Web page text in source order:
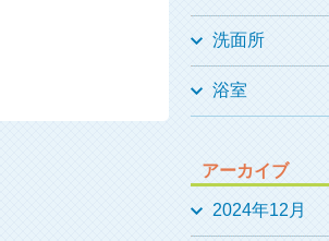
洗面所
浴室
アーカイブ
2024年12月